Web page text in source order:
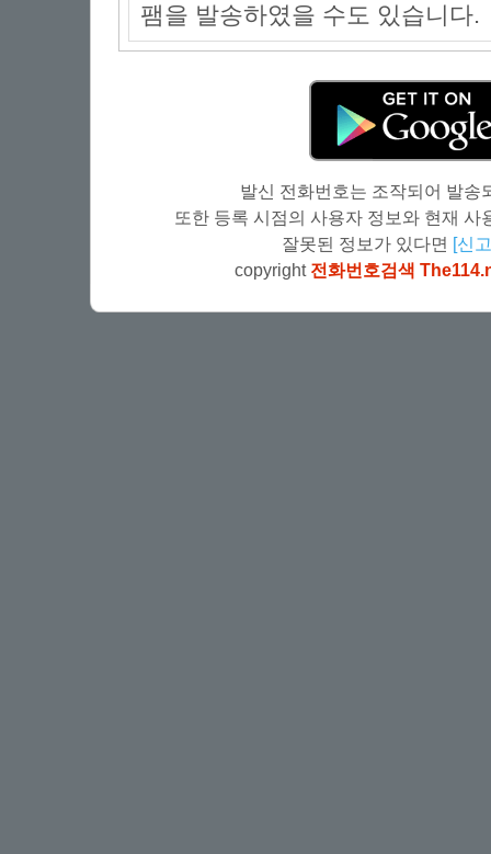
팸을 발송하였을 수도 있습니다.
발신 전화번호는 조작되어 발송
또한 등록 시점의 사용자 정보와 현재 사
잘못된 정보가 있다면 [신
copyright 전화번호검색